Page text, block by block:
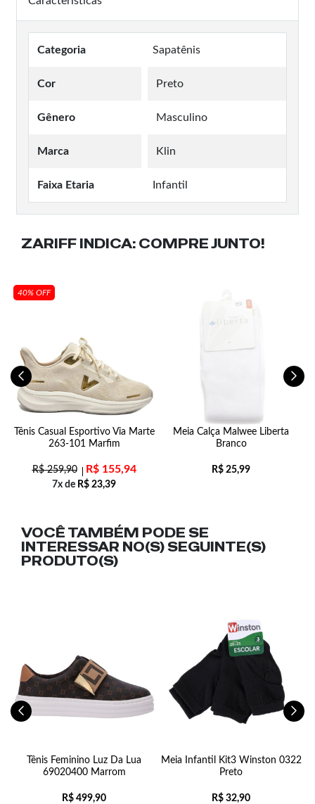
Categoria Sapatênis
Cor Preto
Gênero Masculino
Marca Klin
Faixa Etaria Infantil
ZARIFF INDICA: COMPRE JUNTO!
40% OFF
Tênis Casual Esportivo Via Marte
263-101 Marfim
R$259,90 R$155,94
7x de R$ 23,39
Meia Calça Malwee Liberta
Branco
R$ 25,99
VOCÊ TAMBÉM PODE SE
INTERESSAR NO(S) SEGUINTE(S)
PRODUTO(S)
Tênis Feminino Luz Da Lua
69020400 Marrom
R$ 499,90
Meia Infantil Kit3 Winston 0322
Preto
R$ 32,90